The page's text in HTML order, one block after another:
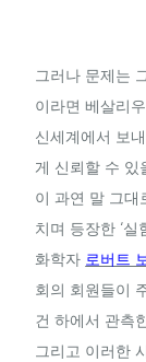
그러나 문제는
이라면 베살리
신세계에서 보
게 신뢰할 수 있
이 과연 말 그대
치며 등장한 ‘
화학자 로버트
회의 회원들이
건 하에서 관측
그리고 이러한